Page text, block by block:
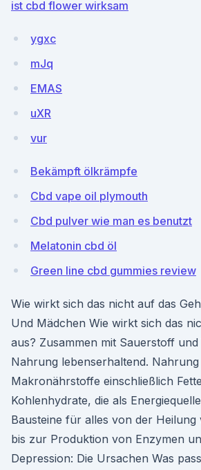
ist cbd flower wirksam
ygxc
mJq
EMAS
uXR
vur
Bekämpft ölkrämpfe
Cbd vape oil plymouth
Cbd pulver wie man es benutzt
Melatonin cbd öl
Green line cbd gummies review
Wie wirkt sich das nicht auf das
Und Mädchen Wie wirkt sich das
aus? Zusammen mit Sauerstoff und
Nahrung lebenserhaltend.
Makronährstoffe einschließlich
Kohlenhydrate, die als
Bausteine für alles von der
bis zur Produktion von Enzymen
Depression: Die Ursachen Was